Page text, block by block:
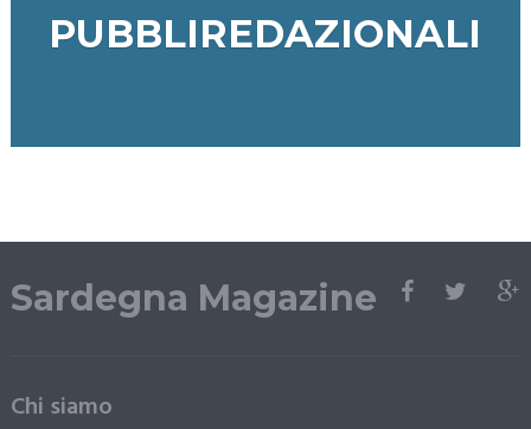
PUBBLIREDAZIONALI
Sardegna Magazine
Chi siamo